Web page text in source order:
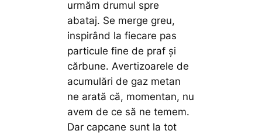
urmăm drumul spre
abataj. Se merge greu,
inspirând la fiecare pas
particule fine de praf și
cărbune. Avertizoarele de
acumulări de gaz metan
ne arată că, momentan, nu
avem de ce să ne temem.
Dar capcane sunt la tot